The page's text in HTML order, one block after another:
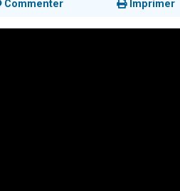
Commenter Imprimer